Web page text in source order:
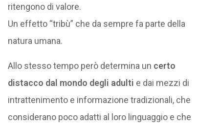
ritengono di valore.
Un effetto “tribù” che da sempre fa parte della
natura umana.
Allo stesso tempo però determina un certo
distacco dal mondo degli adulti e dai mezzi di
intrattenimento e informazione tradizionali, che
considerano poco adatti al loro linguaggio e che